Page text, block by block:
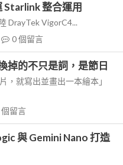
Starlink 整合運用
DrayTek VigorC4...
0個留言
掉的不只是詞，是節日
，就寫出並畫出一本繪本」
個留言
與 Gemini Nano 打造